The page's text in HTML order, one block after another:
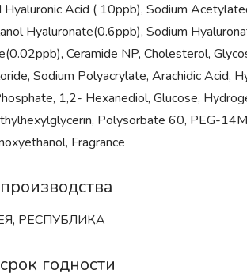
Hyaluronic Acid ( 10ppb), Sodium
Hyaluronate(0.6ppb), Sodium
Ceramide NP, Cholesterol,
Sodium Polyacrylate, Arachidic Acid,
1,2- Hexanediol, Glucose,
Polysorbate 60, PEG-
Fragrance
РЕСПУБЛИКА
годности